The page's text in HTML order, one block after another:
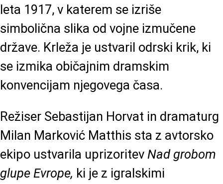
leta 1917, v katerem se izriše
simbolična slika od vojne izmučene
države. Krleža je ustvaril odrski krik, ki
se izmika običajnim dramskim
konvencijam njegovega časa.
Režiser Sebastijan Horvat in dramaturg
Milan Marković Matthis sta z avtorsko
ekipo ustvarila uprizoritev Nad grobom
glupe Evrope, ki je z igralskimi